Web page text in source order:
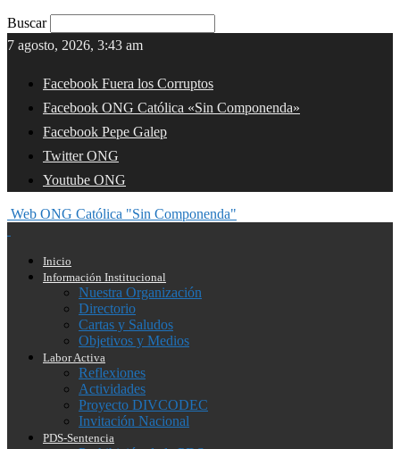
Buscar
7 agosto, 2026, 3:43 am
Facebook Fuera los Corruptos
Facebook ONG Católica «Sin Componenda»
Facebook Pepe Galep
Twitter ONG
Youtube ONG
Web ONG Católica "Sin Componenda"
Inicio
Información Institucional
Nuestra Organización
Directorio
Cartas y Saludos
Objetivos y Medios
Labor Activa
Reflexiones
Actividades
Proyecto DIVCODEC
Invitación Nacional
PDS-Sentencia